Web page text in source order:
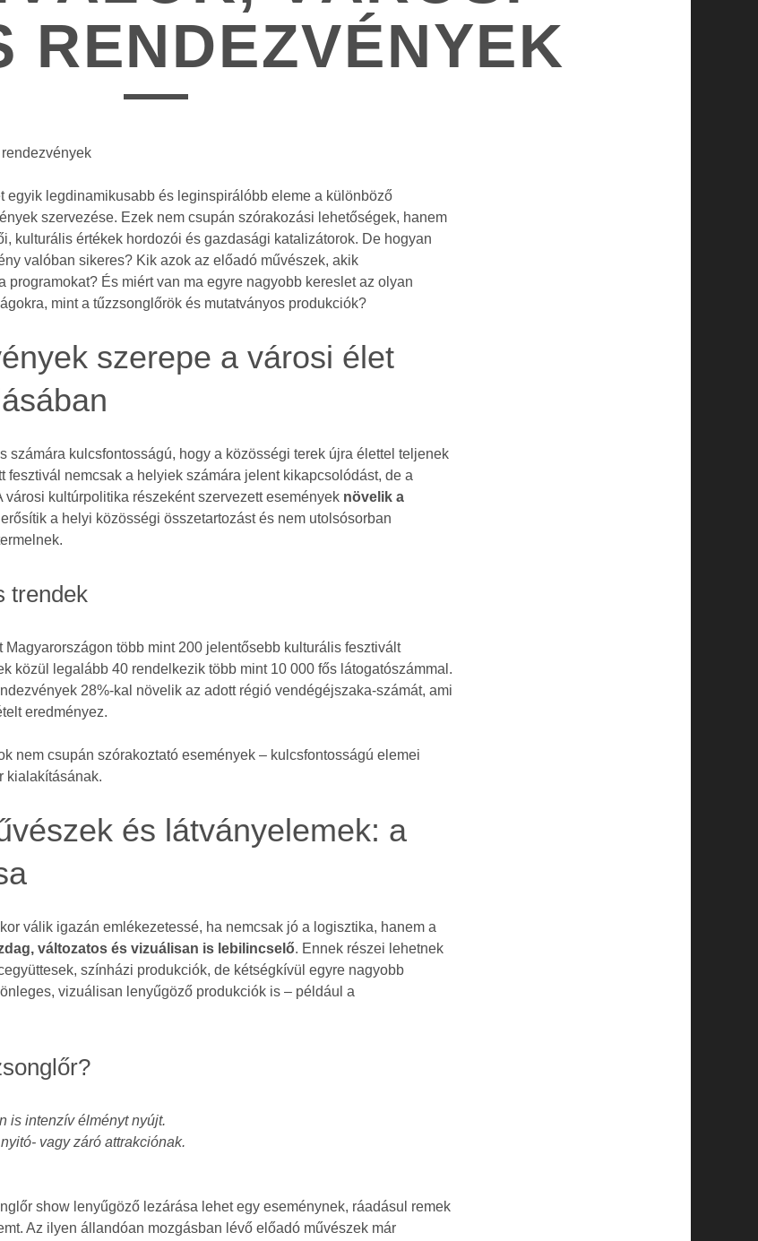
RENDEZVÉNYEK
egyik legdinamikusabb és leginspirálóbb eleme a különböző
szervezése. Ezek nem csupán szórakozási lehetőségek, hanem
kulturális értékek hordozói és gazdasági katalizátorok. De hogyan
valóban sikeres? Kik azok az előadó művészek, akik
programokat? És miért van ma egyre nagyobb kereslet az olyan
mint a tűzzsonglőrök és mutatványos produkciók?
szerepe a városi élet
számára kulcsfontosságú, hogy a közösségi terek újra élettel teljenek
fesztivál nemcsak a helyiek számára jelent kikapcsolódást, de a
városi kultúrpolitika részeként szervezett események növelik a
erősítik a helyi közösségi összetartozást és nem utolsósorban
trendek
Magyarországon több mint 200 jelentősebb kulturális fesztivált
közül legalább 40 rendelkezik több mint 10 000 fős látogatószámmal.
28%-kal növelik az adott régió vendégéjszaka-számát, ami
eredményez.
nem csupán szórakoztató események – kulcsfontosságú elemei
kialakításának.
és látványelemek: a
válik igazán emlékezetessé, ha nemcsak jó a logisztika, hanem a
változatos és vizuálisan is lebilincselő. Ennek részei lehetnek
színházi produkciók, de kétségkívül egyre nagyobb
vizuálisan lenyűgöző produkciók is – például a
is intenzív élményt nyújt.
vagy záró attrakciónak.
show lenyűgöző lezárása lehet egy eseménynek, ráadásul remek
Az ilyen állandóan mozgásban lévő előadó művészek már